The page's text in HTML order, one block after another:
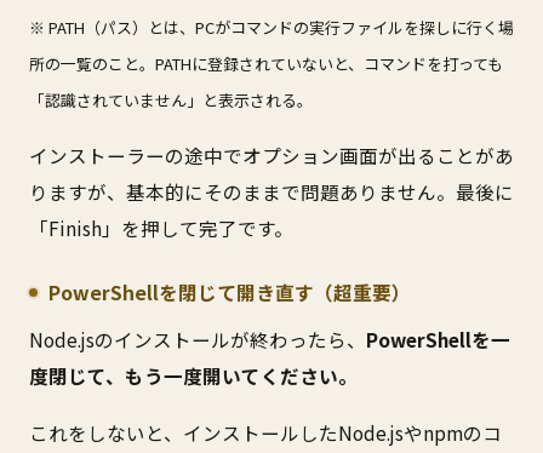
※ PATH（パス）とは、PCがコマンドの実行ファイルを探しに行く場
所の一覧のこと。PATHに登録されていないと、コマンドを打っても
「認識されていません」と表示される。
インストーラーの途中でオプション画面が出ることがあ
りますが、基本的にそのままで問題ありません。最後に
「Finish」を押して完了です。
PowerShellを閉じて開き直す（超重要）
Node.jsのインストールが終わったら、 PowerShellを一
度閉じて、もう一度開いてください。
これをしないと、インストールしたNode.jsやnpmのコ